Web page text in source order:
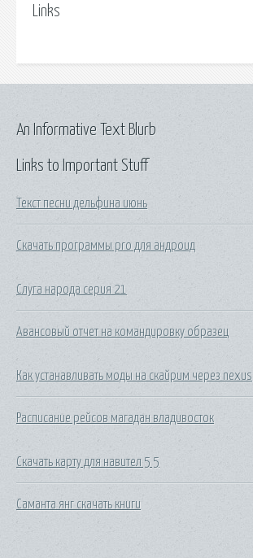
Links
Links to Important Stuff
Текст песни дельфина июнь
Скачать программы pro для андроид
Слуга народа серия 21
Авансовый отчет на командировку образец
Как устанавливать моды на скайрим через nexus
Расписание рейсов магадан владивосток
Скачать карту для навител 5 5
Саманта янг скачать книги
An Informative Text Blurb